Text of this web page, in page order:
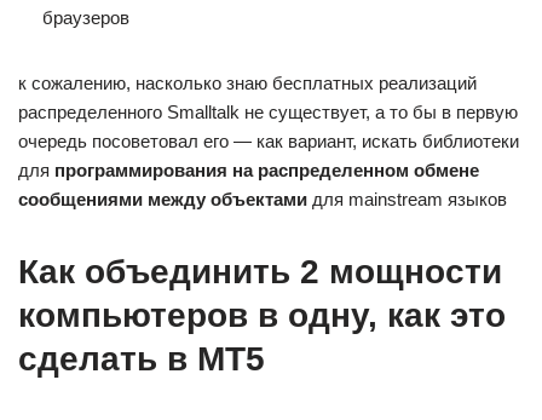
браузеров
к сожалению, насколько знаю бесплатных реализаций
распределенного Smalltalk не существует, а то бы в первую
очередь посоветовал его — как вариант, искать библиотеки
для программирования на распределенном обмене
сообщениями между объектами для mainstream языков
Как объединить 2 мощности
компьютеров в одну, как это
сделать в MT5